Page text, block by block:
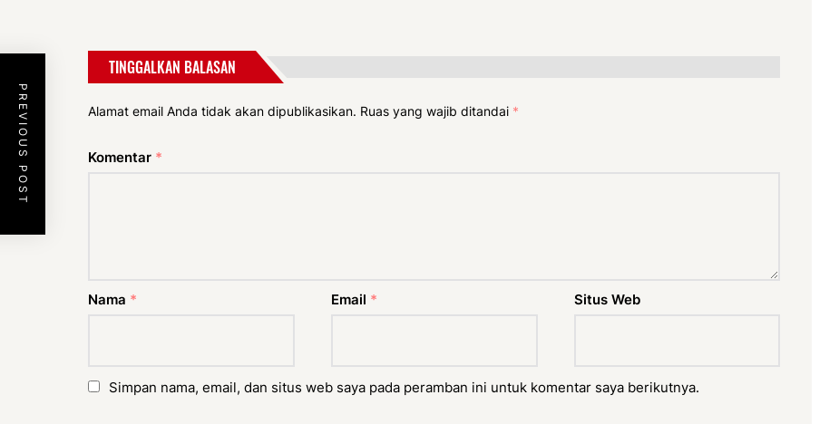
TINGGALKAN BALASAN
Alamat email Anda tidak akan dipublikasikan. Ruas yang wajib ditandai *
Komentar *
Nama * Email * Situs Web
Simpan nama, email, dan situs web saya pada peramban ini untuk komentar saya berikutnya.
PREVIOUS POST